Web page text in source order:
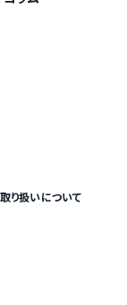
り扱いについて